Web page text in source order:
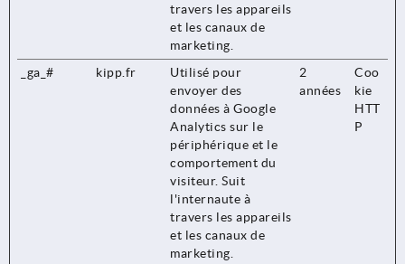
travers les appareils
et les canaux de
marketing.
_ga_# kipp.fr
Utilisé pour
envoyer des
données à Google
Analytics sur le
périphérique et le
comportement du
visiteur. Suit
l'internaute à
travers les appareils
et les canaux de
marketing.
2
années
Coo
kie
HTT
P